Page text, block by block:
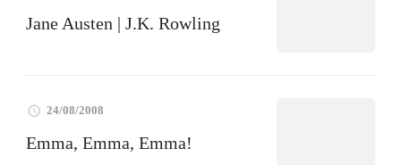
Jane Austen | J.K. Rowling
24/08/2008
Emma, Emma, Emma!